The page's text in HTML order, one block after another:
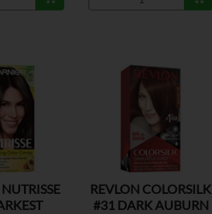
REVLON COLORSILK
#31 DARK AUBURN